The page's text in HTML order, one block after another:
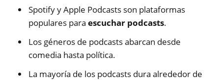
Spotify y Apple Podcasts son plataformas
populares para escuchar podcasts.
Los géneros de podcasts abarcan desde
comedia hasta política.
La mayoría de los podcasts dura alrededor de